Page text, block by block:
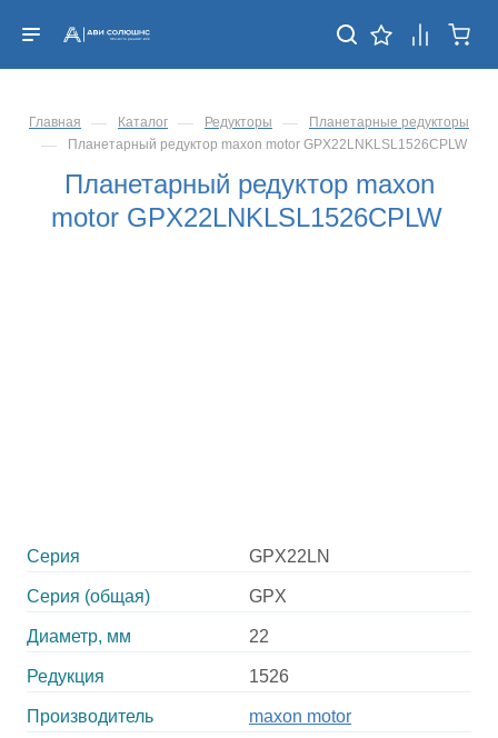
Главная — Каталог — Редукторы — Планетарные редукторы
— Планетарный редуктор maxon motor GPX22LNKLSL1526CPLW
Планетарный редуктор maxon
motor GPX22LNKLSL1526CPLW
Серия GPX22LN
Серия (общая) GPX
Диаметр, мм 22
Редукция 1526
Производитель maxon motor